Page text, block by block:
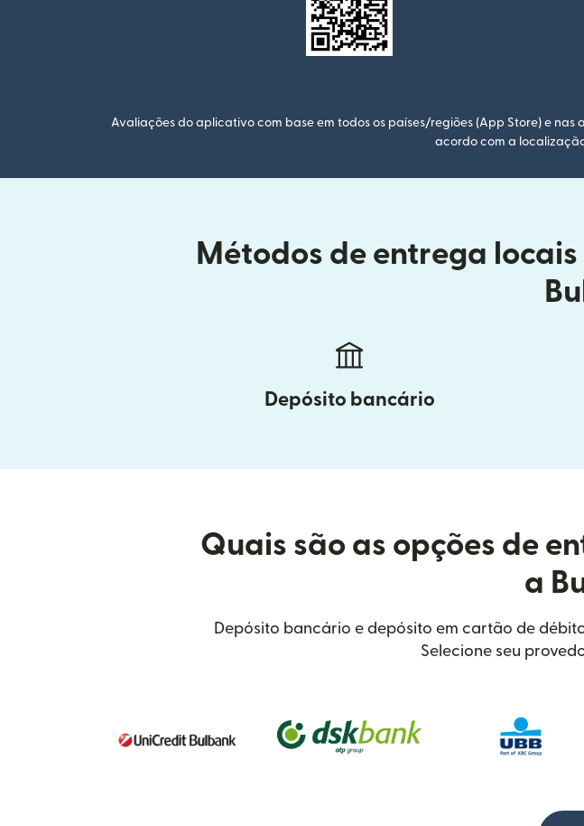
Avaliações do aplicativo com base em todos os países/regiões (App Store) e
acordo com a
Métodos de entrega
Depósito bancário
Quais são as opções de
a
Depósito bancário e depósito em cartão de
Selecione seu